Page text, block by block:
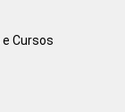
Cursos